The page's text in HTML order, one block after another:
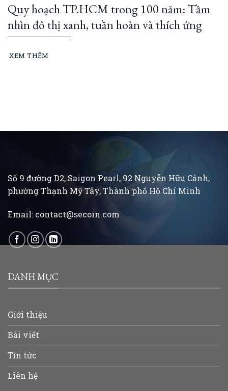
Quy hoạch TP.HCM trong 100 năm: Tầm
nhìn đô thị xanh, tuần hoàn và thích ứng
XEM THÊM
Số 9 đường D2, Saigon Pearl, 92 Nguyễn Hữu Cảnh,
phường Thạnh Mỹ Tây, Thành phố Hồ Chí Minh
Email: contact@secoin.com
DANH MỤC
Giới thiệu
Bài viết
Tin tức
Liên hệ